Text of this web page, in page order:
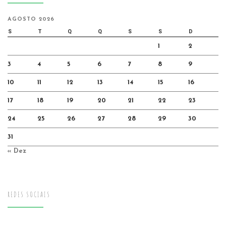
AGOSTO 2026
S T Q Q S S D
1 2
3 4 5 6 7 8 9
10 11 12 13 14 15 16
17 18 19 20 21 22 23
24 25 26 27 28 29 30
31
« Dez
REDES SOCIAIS